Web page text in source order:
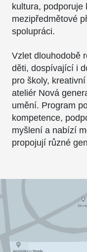
kultura, podporuje
mezipředmětové
spolupráci.
Vzlet dlouhodobě
děti, dospívající i
pro školy,
ateliér Nová
umění. Program
kompetence,
myšlení a nabízí
propojují různé